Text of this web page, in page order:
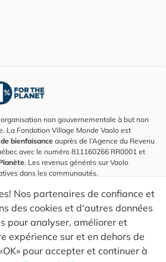
Nos partenaires de confiance et
des cookies et d'autres données
pour analyser, améliorer et
expérience sur et en dehors de
pour accepter et continuer à
non gouvernementale à but non
La Fondation Village Monde Vaolo est
bienfaisance auprès de l’Agence du Revenu
avec le numéro 811160266 RR0001 et
. Les revenus générés sur Vaolo
dans les communautés.
suivre nos explorateurs et recevoir des
conscients.
Envoyer